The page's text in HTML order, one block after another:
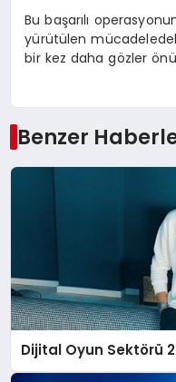
Bu başarılı
yürütülen mücadeledeki
bir kez daha gözler
Benzer
Dijital Oyun Sektörü